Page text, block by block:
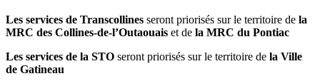
Les services de Transcollines seront priorisés sur le territoire de la
MRC des Collines-de-l’Outaouais et de la MRC du Pontiac
Les services de la STO seront priorisés sur le territoire de la Ville
de Gatineau